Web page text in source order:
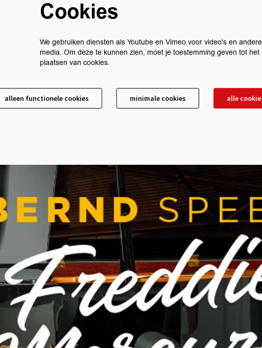
Cookies
We gebruiken diensten als Youtube en Vimeo voor video's en andere
media. Om deze te kunnen zien, moet je toestemming geven tot het
plaatsen van cookies.
alleen functionele cookies minimale cookies alle